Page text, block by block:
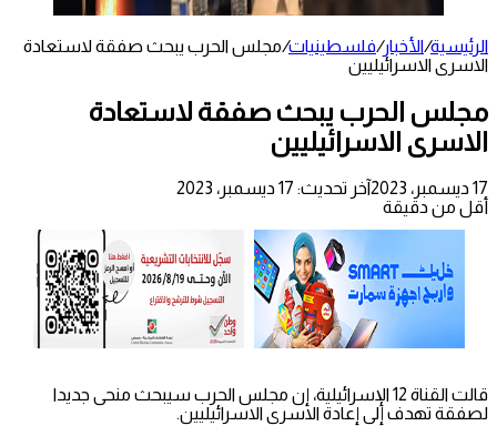
الرئيسية/الأخبار/فلسطينيات/مجلس الحرب يبحث صفقة لاستعادة
الاسرى الاسرائيليين
مجلس الحرب يبحث صفقة لاستعادة
الاسرى الاسرائيليين
17 ديسمبر، 2023
آخر تحديث: 17 ديسمبر، 2023
أقل من دقيقة
قالت القناة 12 الإسرائيلية، إن مجلس الحرب سيبحث منحى جديدا
لصفقة تهدف إلى إعادة الاسرى الاسرائيليين.